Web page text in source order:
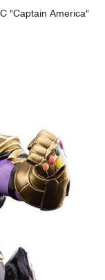
"Captain America"